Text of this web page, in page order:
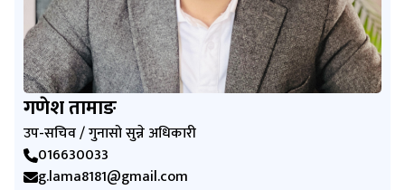
गणेश तामाङ
उप-सचिव / गुनासो सुन्ने अधिकारी
016630033
g.lama8181@gmail.com